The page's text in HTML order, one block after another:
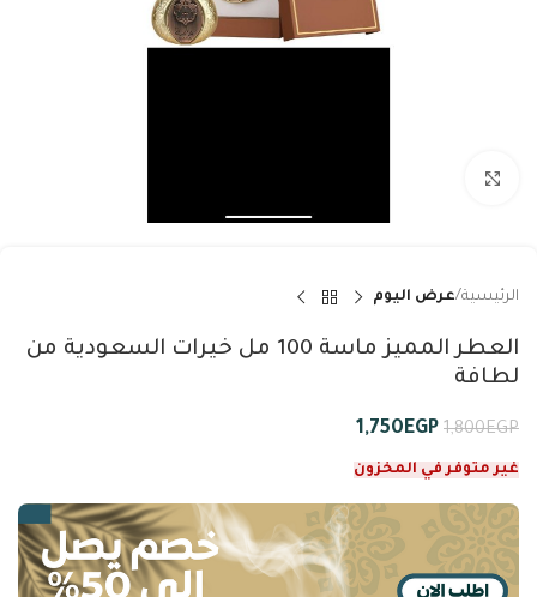
الرئيسية عرض اليوم
العطر المميز ماسة 100 مل خيرات السعودية من
لطافة
1,800EGP
1,750EGP
غير متوفر في المخزون